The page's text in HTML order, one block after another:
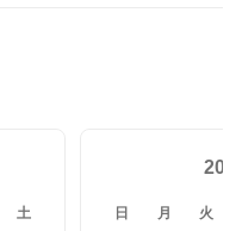
土 日 月 火